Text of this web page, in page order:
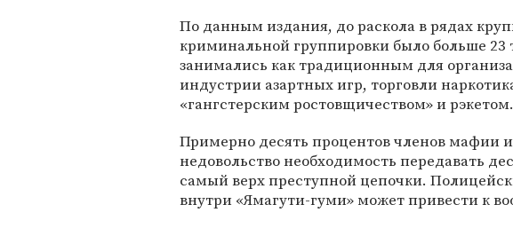
По данным издания, до раскола в рядах
криминальной группировки было больше 23
занимались как традиционным для
индустрии азартных игр, торговли
«гангстерским ростовщичеством» и рэкетом.
Примерно десять процентов членов мафии
недовольство необходимость передавать
самый верх преступной цепочки.
внутри «Ямагути-гуми» может привести к